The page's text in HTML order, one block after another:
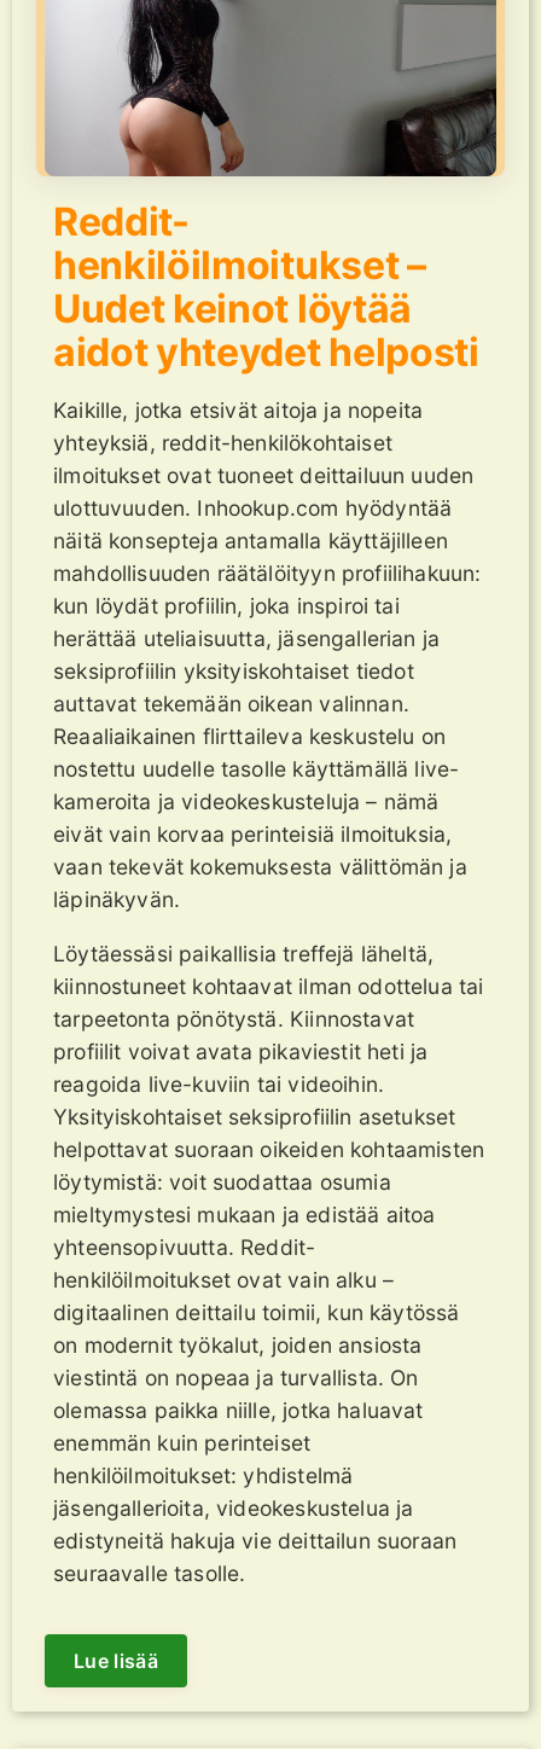
Reddit-
henkilöilmoitukset –
Uudet keinot löytää
aidot yhteydet helposti
Kaikille, jotka etsivät aitoja ja nopeita
yhteyksiä, reddit-henkilökohtaiset
ilmoitukset ovat tuoneet deittailuun uuden
ulottuvuuden. Inhookup.com hyödyntää
näitä konsepteja antamalla käyttäjilleen
mahdollisuuden räätälöityyn profiilihakuun:
kun löydät profiilin, joka inspiroi tai
herättää uteliaisuutta, jäsengallerian ja
seksiprofiilin yksityiskohtaiset tiedot
auttavat tekemään oikean valinnan.
Reaaliaikainen flirttaileva keskustelu on
nostettu uudelle tasolle käyttämällä live-
kameroita ja videokeskusteluja – nämä
eivät vain korvaa perinteisiä ilmoituksia,
vaan tekevät kokemuksesta välittömän ja
läpinäkyvän.
Löytäessäsi paikallisia treffejä läheltä,
kiinnostuneet kohtaavat ilman odottelua tai
tarpeetonta pönötystä. Kiinnostavat
profiilit voivat avata pikaviestit heti ja
reagoida live-kuviin tai videoihin.
Yksityiskohtaiset seksiprofiilin asetukset
helpottavat suoraan oikeiden kohtaamisten
löytymistä: voit suodattaa osumia
mieltymystesi mukaan ja edistää aitoa
yhteensopivuutta. Reddit-
henkilöilmoitukset ovat vain alku –
digitaalinen deittailu toimii, kun käytössä
on modernit työkalut, joiden ansiosta
viestintä on nopeaa ja turvallista. On
olemassa paikka niille, jotka haluavat
enemmän kuin perinteiset
henkilöilmoitukset: yhdistelmä
jäsengallerioita, videokeskustelua ja
edistyneitä hakuja vie deittailun suoraan
seuraavalle tasolle.
Lue lisää